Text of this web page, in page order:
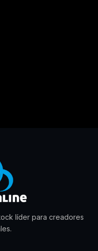
líder para creadores